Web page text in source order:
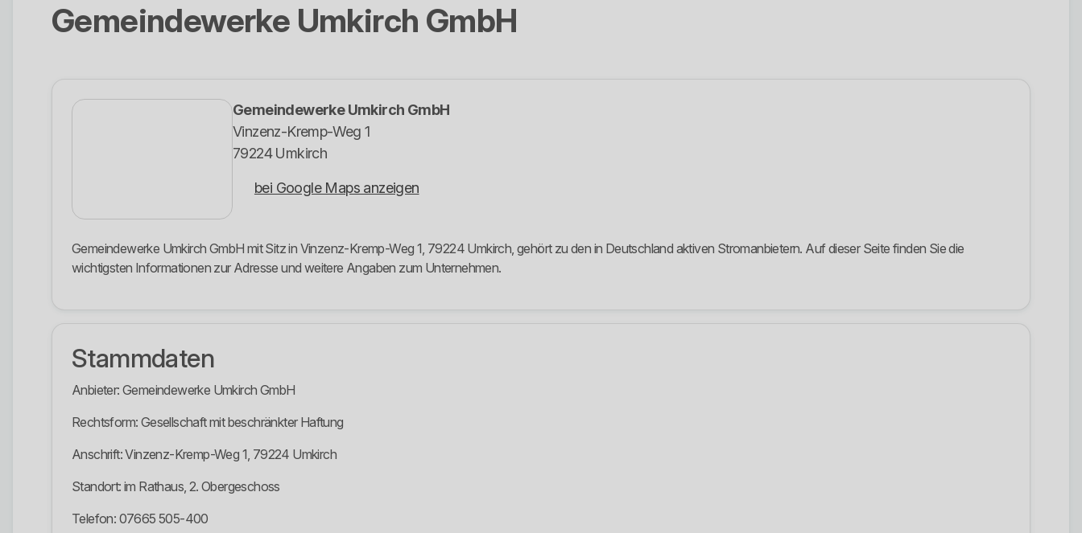
Gemeindewerke Umkirch GmbH
Gemeindewerke Umkirch GmbH
Vinzenz-Kremp-Weg 1
79224 Umkirch
bei Google Maps anzeigen
Gemeindewerke Umkirch GmbH mit Sitz in Vinzenz-Kremp-Weg 1, 79224 Umkirch, gehört zu den in Deutschland aktiven Stromanbietern. Auf dieser Seite finden Sie die
wichtigsten Informationen zur Adresse und weitere Angaben zum Unternehmen.
Stammdaten
Anbieter: Gemeindewerke Umkirch GmbH
Rechtsform: Gesellschaft mit beschränkter Haftung
Anschrift: Vinzenz-Kremp-Weg 1, 79224 Umkirch
Standort: im Rathaus, 2. Obergeschoss
Telefon: 07665 505-400